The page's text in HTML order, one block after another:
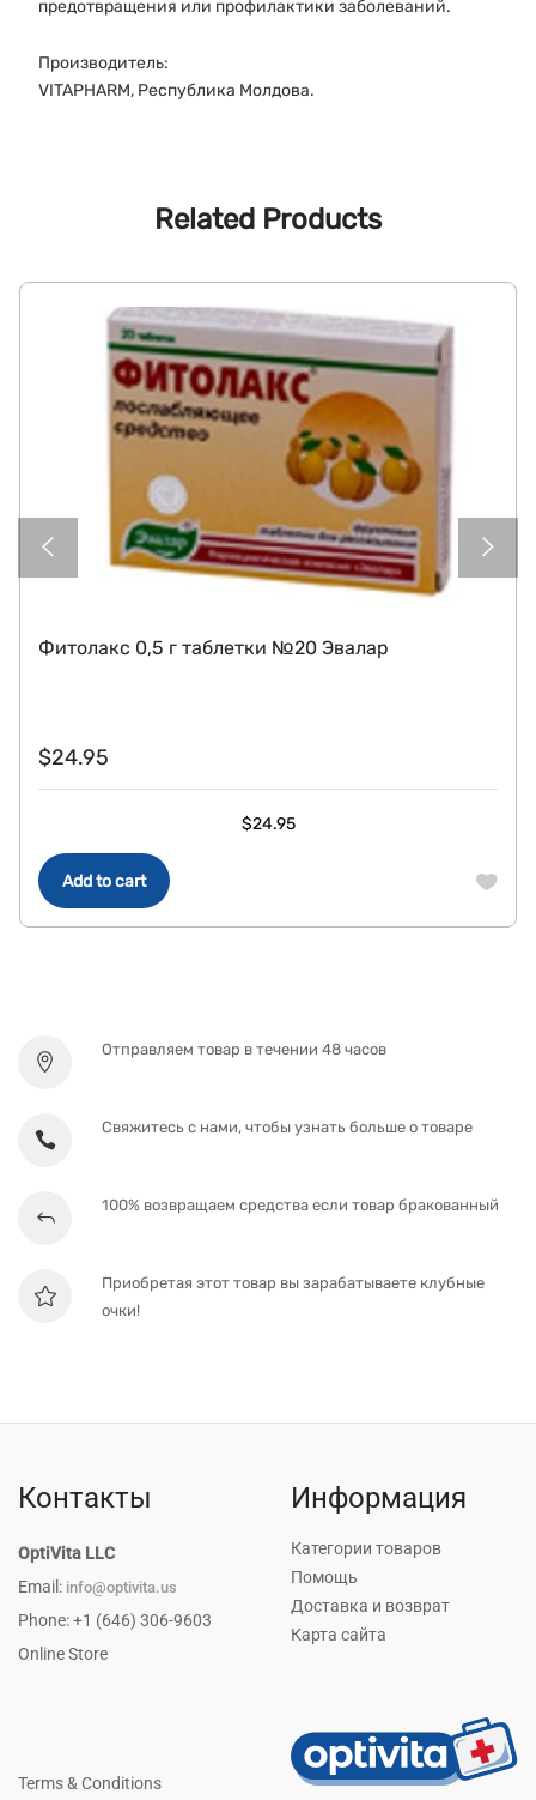
предотвращения или профилактики заболеваний.
Производитель:
VITAPHARM, Республика Молдова.
Related Products
Add to cart
Фитолакс 0,5 г таблетки №20 Эвалар
$24.95
$24.95
Отправляем товар в течении 48 часов
Свяжитесь с нами, чтобы узнать больше о товаре
100% возвращаем средства если товар бракованный
Приобретая этот товар вы зарабатываете клубные
очки!
Контакты
OptiVita LLC
Email: info@optivita.us
Phone: +1 (646) 306-9603
Online Store
Информация
Категории товаров
Помощь
Доставка и возврат
Карта сайта
Terms & Conditions